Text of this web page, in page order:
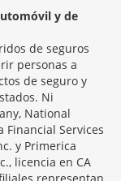
y de
de seguros
personas a
de seguro y
Ni
National
Financial Services
y Primerica
licencia en CA